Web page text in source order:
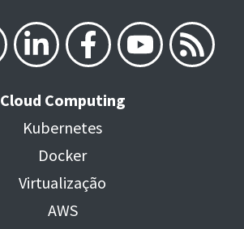
Cloud Computing
Kubernetes
Docker
Virtualização
AWS